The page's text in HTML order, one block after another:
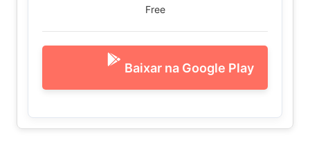
Free
Baixar na Google Play